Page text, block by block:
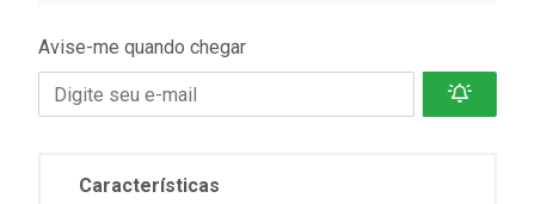
Avise-me quando chegar
Características